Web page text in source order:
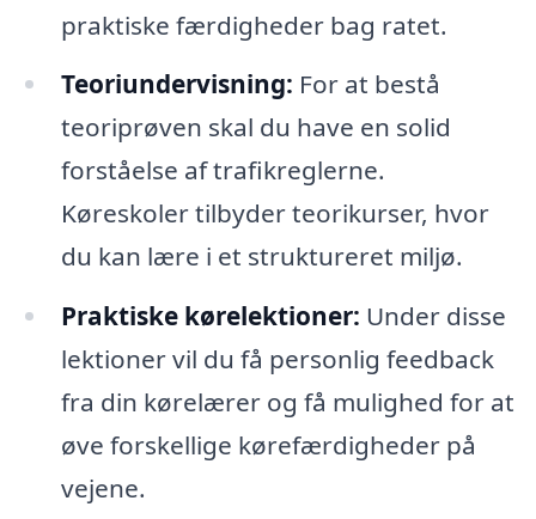
praktiske færdigheder bag ratet.
Teoriundervisning: For at bestå
teoriprøven skal du have en solid
forståelse af trafikreglerne.
Køreskoler tilbyder teorikurser, hvor
du kan lære i et struktureret miljø.
Praktiske kørelektioner: Under disse
lektioner vil du få personlig feedback
fra din kørelærer og få mulighed for at
øve forskellige kørefærdigheder på
vejene.